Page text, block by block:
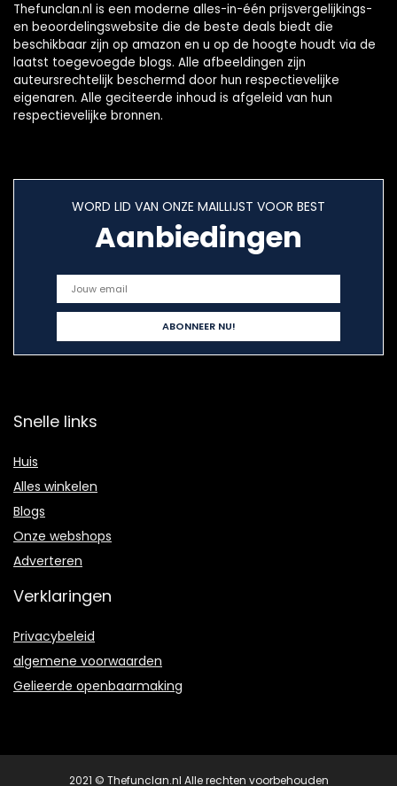
Thefunclan.nl is een moderne alles-in-één prijsvergelijkings-
en beoordelingswebsite die de beste deals biedt die
beschikbaar zijn op amazon en u op de hoogte houdt via de
laatst toegevoegde blogs. Alle afbeeldingen zijn
auteursrechtelijk beschermd door hun respectievelijke
eigenaren. Alle geciteerde inhoud is afgeleid van hun
respectievelijke bronnen.
WORD LID VAN ONZE MAILLIJST VOOR BEST
Aanbiedingen
Snelle links
Huis
Alles winkelen
Blogs
Onze webshops
Adverteren
Verklaringen
Privacybeleid
algemene voorwaarden
Gelieerde openbaarmaking
2021 © Thefunclan.nl Alle rechten voorbehouden